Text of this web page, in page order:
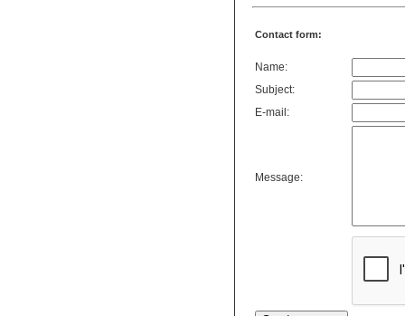
Contact form:
Name:
Subject:
E-mail:
Message: